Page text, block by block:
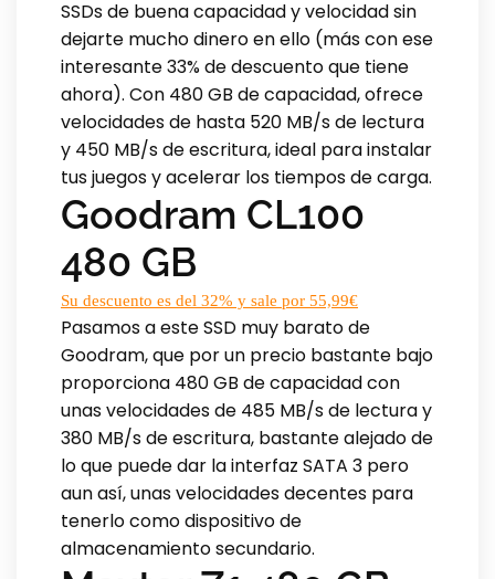
SSDs de buena capacidad y velocidad sin
dejarte mucho dinero en ello (más con ese
interesante 33% de descuento que tiene
ahora). Con 480 GB de capacidad, ofrece
velocidades de hasta 520 MB/s de lectura
y 450 MB/s de escritura, ideal para instalar
tus juegos y acelerar los tiempos de carga.
Goodram CL100
480 GB
Su descuento es del 32% y sale por 55,99€
Pasamos a este SSD muy barato de
Goodram, que por un precio bastante bajo
proporciona 480 GB de capacidad con
unas velocidades de 485 MB/s de lectura y
380 MB/s de escritura, bastante alejado de
lo que puede dar la interfaz SATA 3 pero
aun así, unas velocidades decentes para
tenerlo como dispositivo de
almacenamiento secundario.